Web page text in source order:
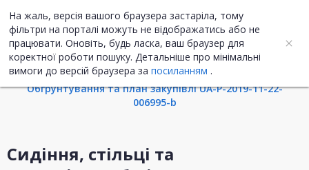
На жаль, версія вашого браузера застаріла, тому
фільтри на порталі можуть не відображатись або не
працювати. Оновіть, будь ласка, ваш браузер для
коректної роботи пошуку. Детальніше про мінімальні
вимоги до версій браузера за посиланням .
UA ENG
Інформація про закупівлю
Обгрунтування та план закупівлі UA-P-2019-11-22-
006995-b
Сидіння, стільці та